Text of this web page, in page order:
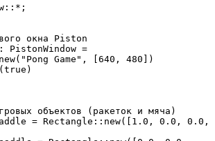
окна Piston
Game", [640, 480])
объектов (ракеток и мяча)